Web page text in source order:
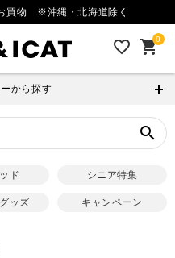
買物 ※沖縄・北海道除く
favorite_outline 0
shopping_cart
から探す
search
ド シニア特集
ッズ キャンペーン